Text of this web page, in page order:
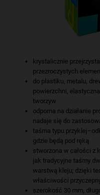
krystalicznie
przezroczystych
do plastiku, metalu,
powierzchni,
tworzyw
odporna na działanie
nadaje się do
taśma typu
gdzie będą pod ręką
stworzona w całości z
jak tradycyjne taśmy
warstwą kleju; dzięki
właściwości
szerokość 30 mm,